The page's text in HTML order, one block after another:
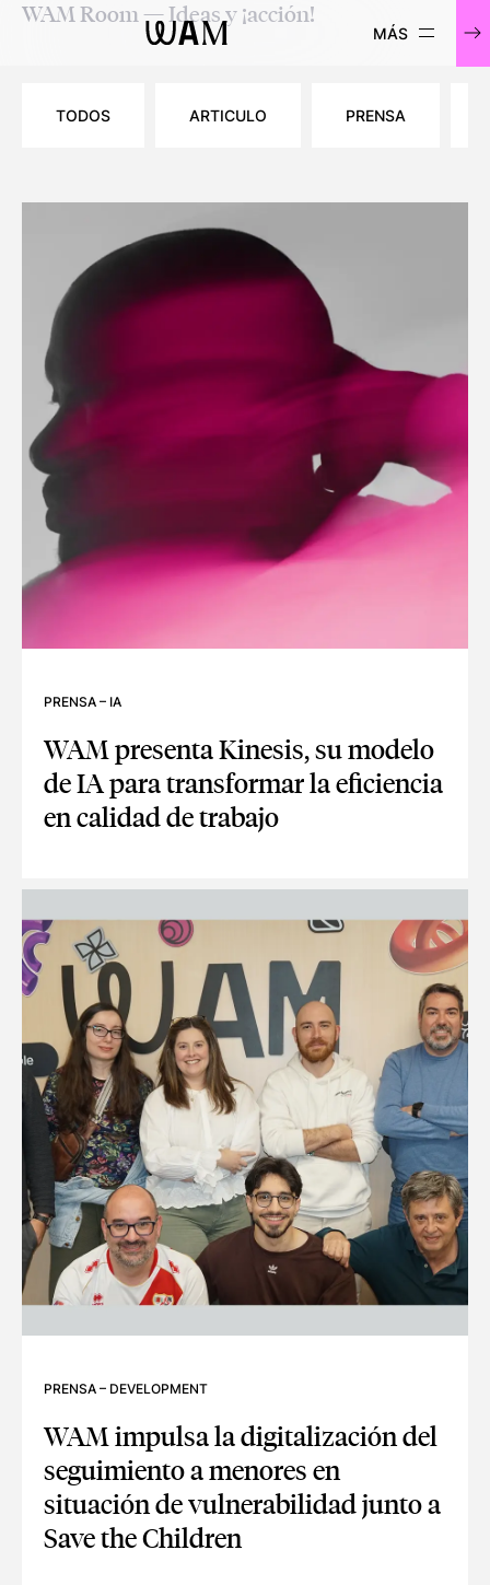
WAM
WAM Room — Ideas y ¡acción!
TODOS ARTICULO PRENSA
PRENSA – IA
WAM presenta Kinesis, su modelo
de IA para transformar la eficiencia
en calidad de trabajo
PRENSA – DEVELOPMENT
WAM impulsa la digitalización del
seguimiento a menores en
situación de vulnerabilidad junto a
Save the Children